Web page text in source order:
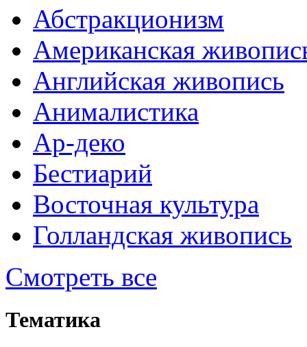
Абстракционизм
Американская
Английская живопись
Анималистика
Ар-деко
Бестиарий
Восточная культура
Голландская живопись
Смотреть все
Тематика